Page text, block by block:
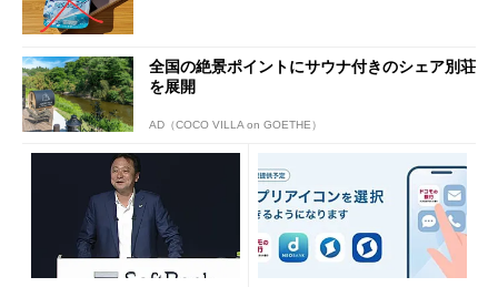
全国の絶景ポイントにサウナ付きのシェア別荘
を展開
AD（COCO VILLA on GOETHE）